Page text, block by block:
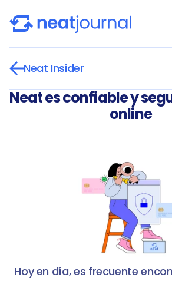
Neat Insider
Neat es confiable y
online
Hoy en día, es frecuente